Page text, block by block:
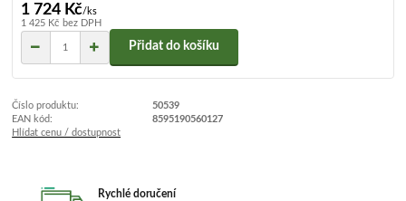
1 724 Kč/ks
1 425 Kč bez DPH
Přidat do košíku
Číslo produktu:
50539
EAN kód:
8595190560127
Hlídat cenu / dostupnost
Rychlé doručení